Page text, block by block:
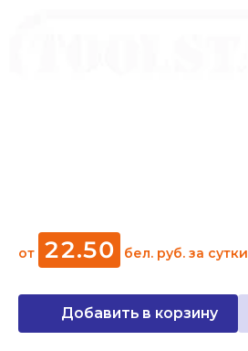
от 22.50 бел. руб. за сутки
Добавить в корзину